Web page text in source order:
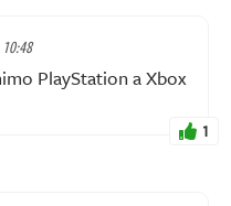
PlayStation a Xbox
1